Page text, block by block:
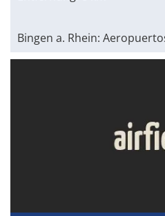
Bingen a. Rhein: